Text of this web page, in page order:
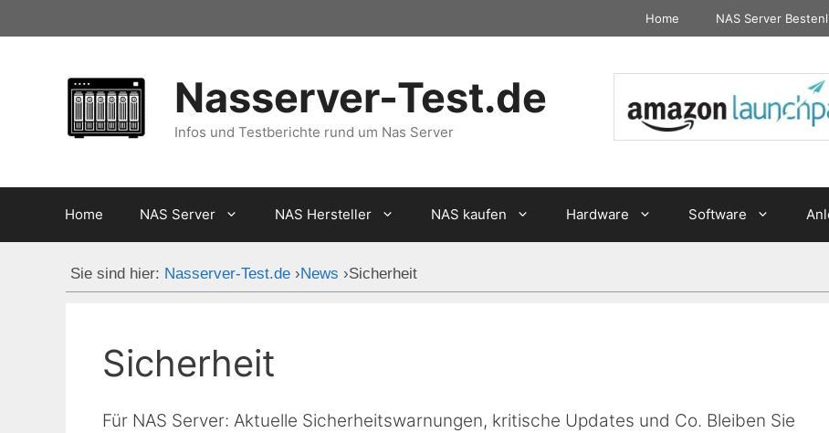
springen
Home NAS Server
Nasserver-Test.de
Infos und Testberichte rund um Nas Server
Home NAS Server NAS Hersteller NAS kaufen Hardware Software
Sie sind hier: Nasserver-Test.de ›News ›Sicherheit
Sicherheit
Für NAS Server: Aktuelle Sicherheitswarnungen, kritische Updates und Co. Bleiben Sie